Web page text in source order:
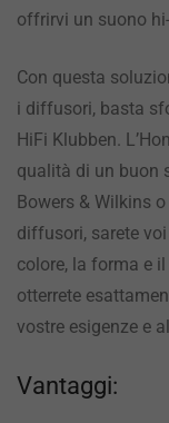
offrirvi un suono
Con questa
i diffusori, basta
HiFi Klubben.
qualità di un buon
Bowers & Wilkins
diffusori, sarete
colore, la forma e
otterrete
vostre esigenze e
Vantaggi: